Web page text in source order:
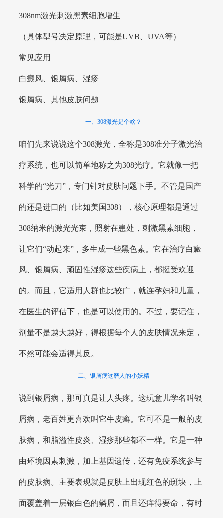
308nm激光刺激黑素细胞增生
（具体型号决定原理，可能是UVB、UVA等）
常见应用
白癜风、银屑病、湿疹
银屑病、其他皮肤问题
一、308激光是个啥？
咱们先来说说这个308激光，全称是308准分子激光治
疗系统，也可以简单地称之为308光疗。它就像一把
科学的“光刀”，专门针对皮肤问题下手。不管是国产
的还是进口的（比如美国308），核心原理都是通过
308纳米的激光光束，照射在患处，刺激黑素细胞，
让它们“动起来”，多生成一些黑色素。它在治疗白癜
风、银屑病、顽固性湿疹这些疾病上，都挺受欢迎
的。而且，它适用人群也比较广，就连孕妇和儿童，
在医生的评估下，也是可以使用的。不过，要记住，
剂量不是越大越好，得根据每个人的皮肤情况来定，
不然可能会适得其反。
二、银屑病这磨人的小妖精
说到银屑病，那可真是让人头疼。这玩意儿学名叫银
屑病，老百姓更喜欢叫它牛皮癣。它可不是一般的皮
肤病，和脂溢性皮炎、湿疹那些都不一样。它是一种
由环境因素刺激，加上基因遗传，还有免疫系统参与
的皮肤病。主要表现就是皮肤上出现红色的斑块，上
面覆盖着一层银白色的鳞屑，而且还痒得要命，有时